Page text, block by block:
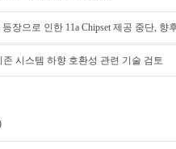
장으로 인한 11a Chipset 제공 중단, 향
존 시스템 하향 호환성 관련 기술 검토